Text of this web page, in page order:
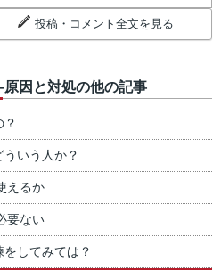
投稿・コメント全文を見る
因と対処の他の記事
ういう人か？
えるか
要ない
してみては？